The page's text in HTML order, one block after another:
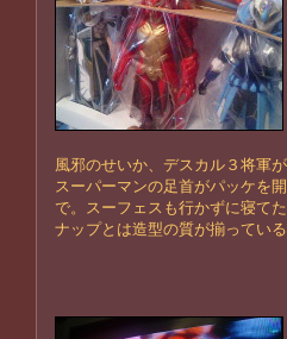
風邪のせいか、デスカル３将軍
スーパーマンの足首がパッケを
で。スーフェスも行かずに寝て
ナップとは造型の質が揃ってい